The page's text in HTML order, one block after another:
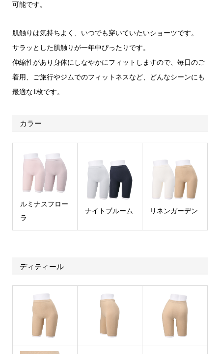
可能です。
肌触りは気持ちよく、いつでも穿いていたいショーツです。
サラッとした肌触りが一年中ぴったりです。
伸縮性があり身体にしなやかにフィットしますので、毎日のご
着用、ご旅行やジムでのフィットネスなど、どんなシーンにも
最適な1枚です。
カラー
ルミナスフロー
ラ
ナイトブルーム リネンガーデン
ディティール